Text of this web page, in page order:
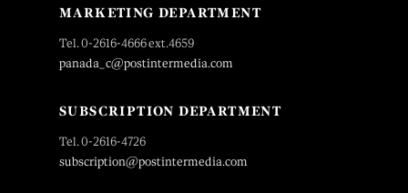
MARKETING DEPARTMENT
Tel. 0-2616-4666 ext.4659
panada_c@postintermedia.com
SUBSCRIPTION DEPARTMENT
Tel. 0-2616-4726
subscription@postintermedia.com